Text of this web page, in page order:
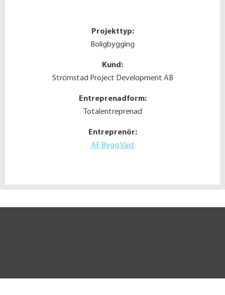
Projekttyp:
Boligbygging
Kund:
Strömstad Project Development AB
Entreprenadform:
Totalentreprenad
Entreprenör:
AF Bygg Väst